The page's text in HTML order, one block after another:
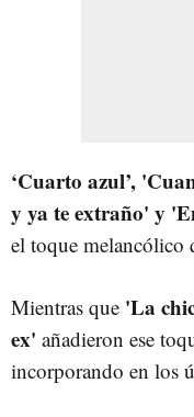
‘Cuarto azul’,
y ya te extraño' y
el toque melancólico
Mientras que 'La
ex' añadieron ese
incorporando en los